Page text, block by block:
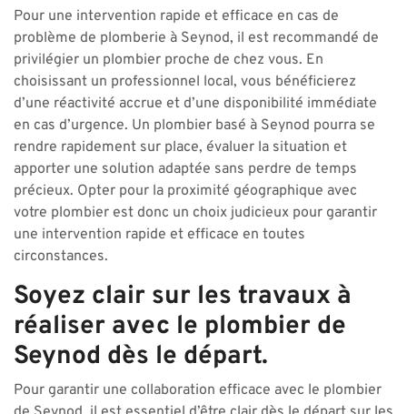
Pour une intervention rapide et efficace en cas de
problème de plomberie à Seynod, il est recommandé de
privilégier un plombier proche de chez vous. En
choisissant un professionnel local, vous bénéficierez
d’une réactivité accrue et d’une disponibilité immédiate
en cas d’urgence. Un plombier basé à Seynod pourra se
rendre rapidement sur place, évaluer la situation et
apporter une solution adaptée sans perdre de temps
précieux. Opter pour la proximité géographique avec
votre plombier est donc un choix judicieux pour garantir
une intervention rapide et efficace en toutes
circonstances.
Soyez clair sur les travaux à
réaliser avec le plombier de
Seynod dès le départ.
Pour garantir une collaboration efficace avec le plombier